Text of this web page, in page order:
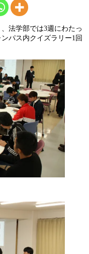
法学部では3週にわたっ
パス内クイズラリー1回